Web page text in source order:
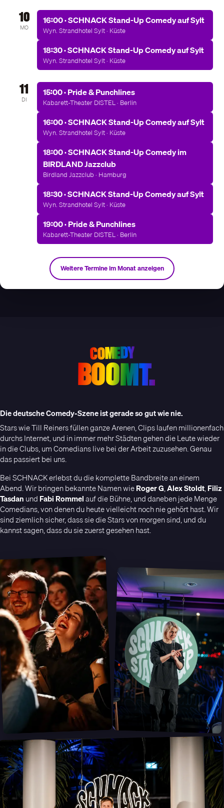
10
MO
16:00 · SCHNACK Stand-Up Comedy auf Sylt
Wyn. Strandhotel Sylt · Küste
18:30 · SCHNACK Stand-Up Comedy auf Sylt
Wyn. Strandhotel Sylt · Küste
11
DI
15:00 · Pride & Punchlines
Kabarett-Theater DISTEL · Berlin
16:00 · SCHNACK Stand-Up Comedy auf Sylt
Wyn. Strandhotel Sylt · Küste
18:00 · SCHNACK Stand-Up Comedy im
BIRDLAND Jazzclub
Birdland Jazzclub · Hamburg
18:30 · SCHNACK Stand-Up Comedy auf Sylt
Wyn. Strandhotel Sylt · Küste
19:00 · Pride & Punchlines
Kabarett-Theater DISTEL · Berlin
Weitere Termine im Monat anzeigen
COMEDY
BOOMT.
Die deutsche Comedy-Szene ist gerade so gut wie nie.
Stars wie Till Reiners füllen ganze Arenen, Clips laufen millionenfach
durchs Internet, und in immer mehr Städten gehen die Leute wieder
in die Clubs, um Comedians live bei der Arbeit zuzusehen. Genau
das passiert bei uns.
Bei SCHNACK erlebst du die komplette Bandbreite an einem
Abend. Wir bringen bekannte Namen wieRoger G,Alex Stoldt,Filiz
Tasdan und Fabi Rommelauf die Bühne, und daneben jede Menge
Comedians, von denen du heute vielleicht noch nie gehört hast. Wir
sind ziemlich sicher, dass sie die Stars von morgen sind, und du
kannst sagen, dass du sie zuerst gesehen hast.